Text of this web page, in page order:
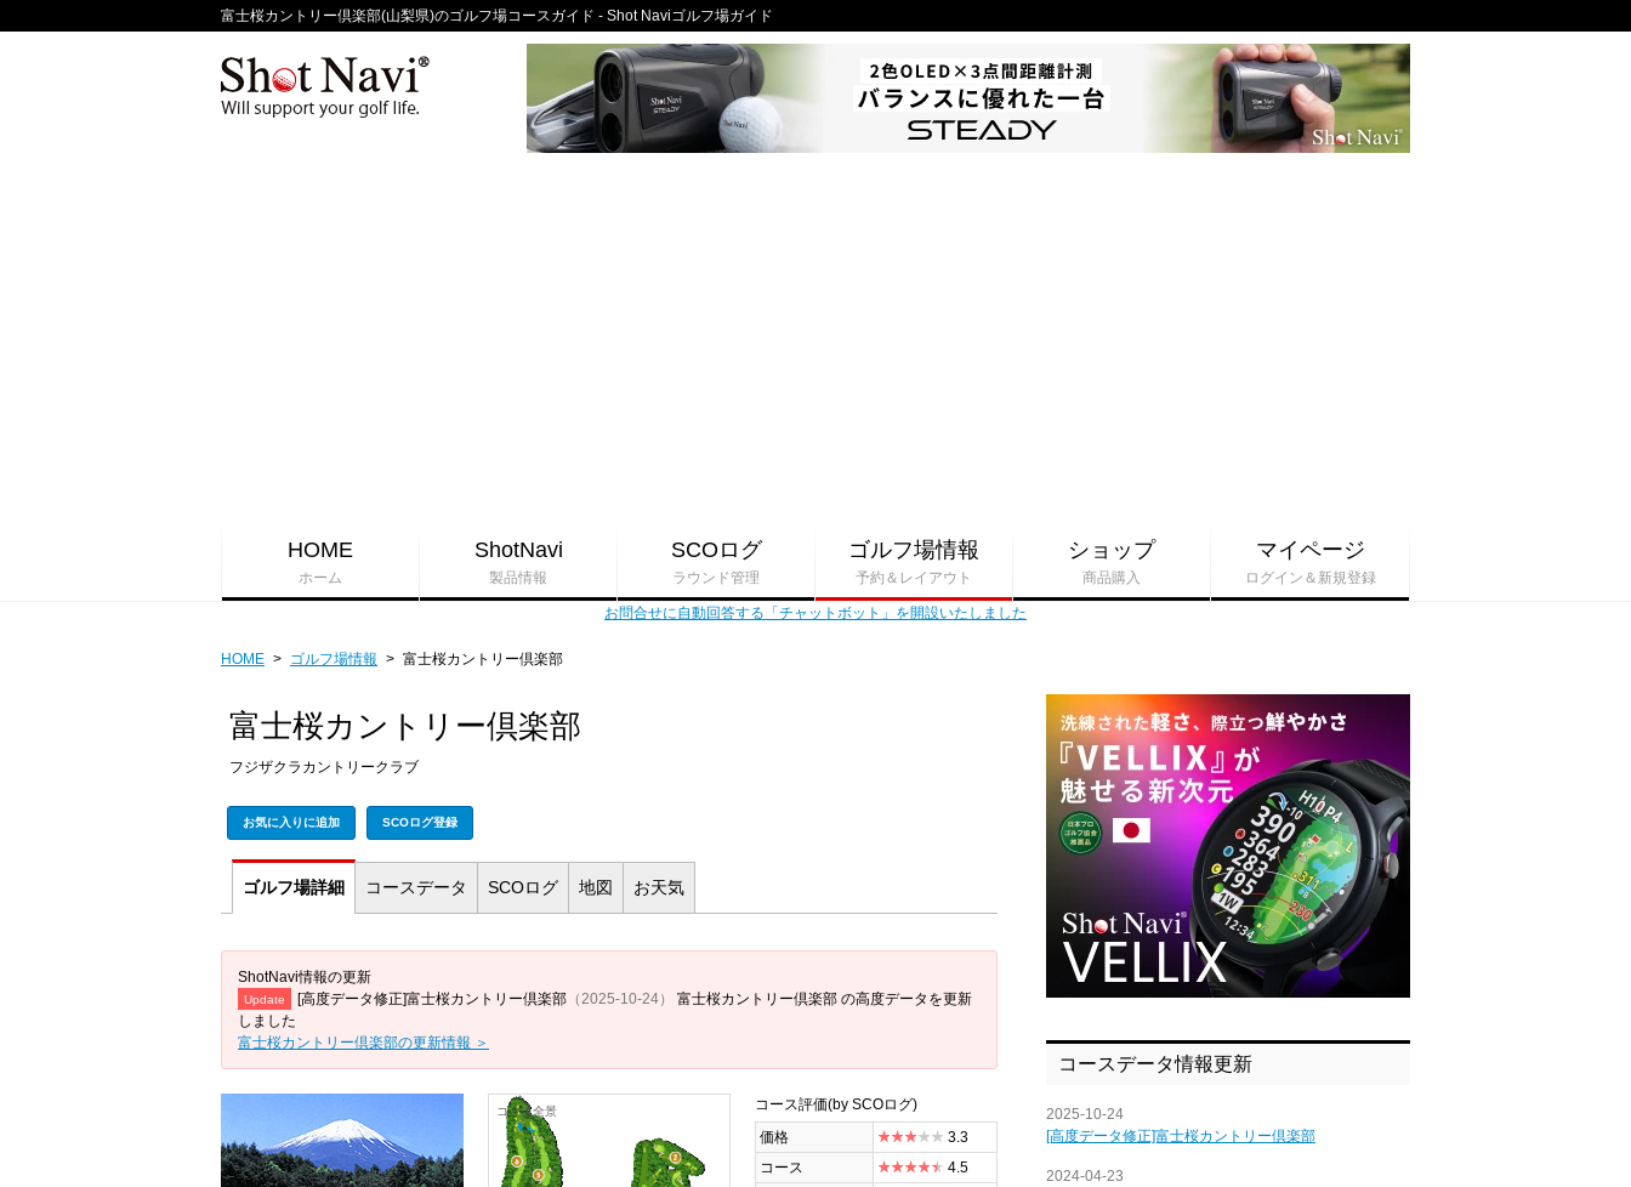
富士桜カントリー倶楽部(山梨県)のゴルフ場コースガイド - Shot Naviゴルフ場ガイド
HOME
ホーム
ShotNavi
製品情報
SCOログ
ラウンド管理
ゴルフ場情報
予約＆レイアウト
ショップ
商品購入
マイページ
ログイン＆新規登録
お問合せに自動回答する「チャットボット」を開設いたしました
HOME > ゴルフ場情報 > 富士桜カントリー倶楽部
富士桜カントリー倶楽部
フジザクラカントリークラブ
お気に入りに追加 SCOログ登録
ゴルフ場詳細 コースデータ SCOログ 地図 お天気
ShotNavi情報の更新
Update [高度データ修正]富士桜カントリー倶楽部 （2025-10-24）
富士桜カントリー倶楽部 の高度データを更新
しました
富士桜カントリー倶楽部の更新情報 ＞
コース全景 コース評価(by SCOログ)
価格
3.3
コース
4.5
コースデータ情報更新
2025-10-24
[高度データ修正]富士桜カントリー倶楽部
2024-04-23